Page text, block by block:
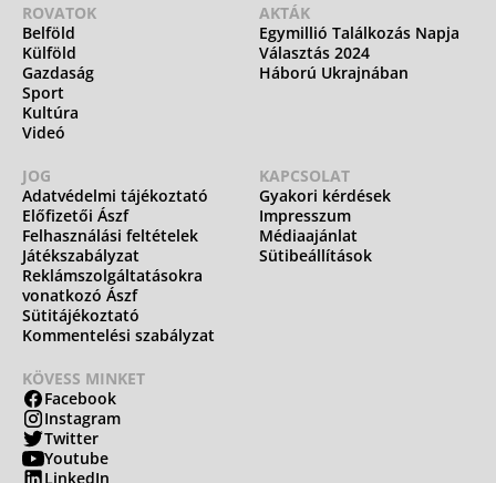
ROVATOK
Belföld
Külföld
Gazdaság
Sport
Kultúra
Videó
AKTÁK
Egymillió Találkozás Napja
Választás 2024
Háború Ukrajnában
JOG
Adatvédelmi tájékoztató
Előfizetői Ászf
Felhasználási feltételek
Játékszabályzat
Reklámszolgáltatásokra
vonatkozó Ászf
Sütitájékoztató
Kommentelési szabályzat
KAPCSOLAT
Gyakori kérdések
Impresszum
Médiaajánlat
Sütibeállítások
KÖVESS MINKET
Facebook
Instagram
Twitter
Youtube
LinkedIn